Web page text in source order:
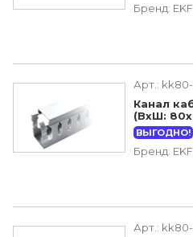
Бренд: EKF
Арт.:
Канал
(ВхШ:
ВЫГОДНО!
Бренд: EKF
Арт.: